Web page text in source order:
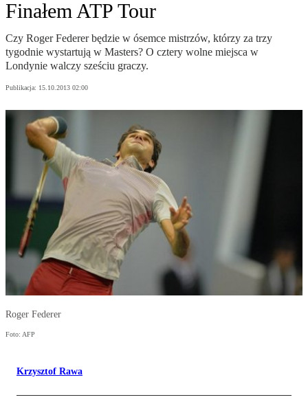
Finałem ATP Tour
Czy Roger Federer będzie w ósemce mistrzów, którzy za trzy
tygodnie wystartują w Masters? O cztery wolne miejsca w
Londynie walczy sześciu graczy.
Publikacja: 15.10.2013 02:00
Roger Federer
Foto: AFP
Krzysztof Rawa